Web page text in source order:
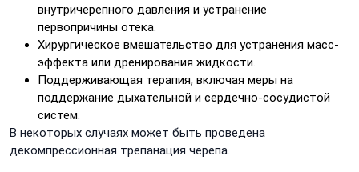
внутричерепного давления и устранение
первопричины отека.
Хирургическое вмешательство для устранения масс-
эффекта или дренирования жидкости.
Поддерживающая терапия, включая меры на
поддержание дыхательной и сердечно-сосудистой
систем.
В некоторых случаях может быть проведена
декомпрессионная трепанация черепа.